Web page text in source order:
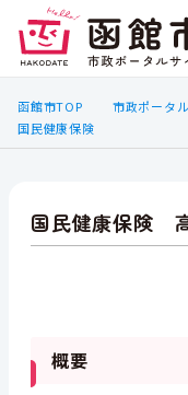
函館市TOP 市政ポータ
国民健康保険
国民健康保険
概要